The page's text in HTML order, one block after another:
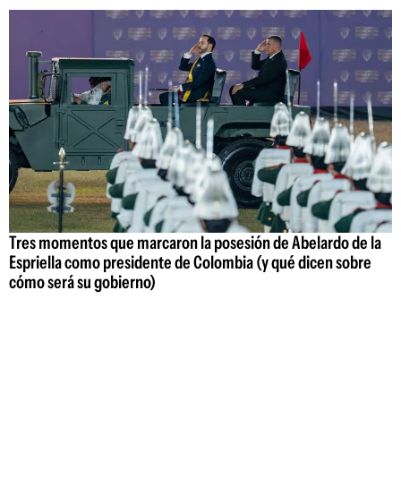
Tres momentos que marcaron la posesión de Abelardo de la
Espriella como presidente de Colombia (y qué dicen sobre
cómo será su gobierno)